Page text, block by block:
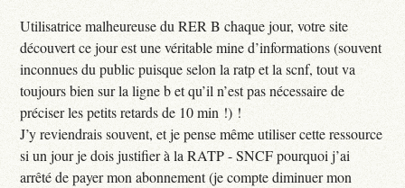
Utilisatrice malheureuse du RER B chaque jour, votre site
découvert ce jour est une véritable mine d’informations (souvent
inconnues du public puisque selon la ratp et la scnf, tout va
toujours bien sur la ligne b et qu’il n’est pas nécessaire de
préciser les petits retards de 10 min !) !
J’y reviendrais souvent, et je pense même utiliser cette ressource
si un jour je dois justifier à la RATP - SNCF pourquoi j’ai
arrêté de payer mon abonnement (je compte diminuer mon